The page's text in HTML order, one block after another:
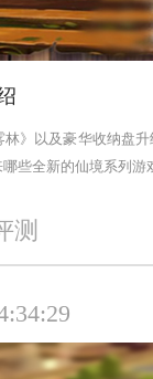
》以及豪华收纳盘
些全新的仙境系列游
测